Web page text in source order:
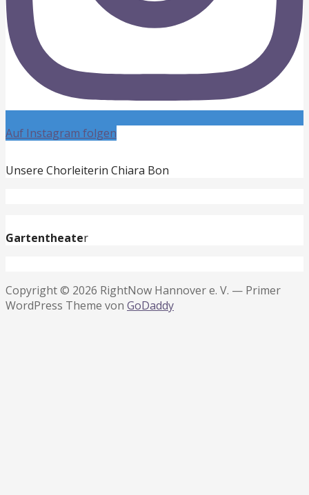
Auf Instagram folgen
Unsere Chorleiterin Chiara Bon
Gartentheater
Copyright © 2026 RightNow Hannover e. V. — Primer
WordPress Theme von GoDaddy